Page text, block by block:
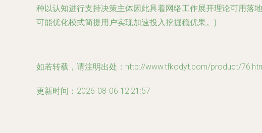
种以认知进行支持决策主体因此具着网络工作展开理论可用落
可能优化模式简提用户实现加速投入挖掘稳优果。}
如若转载，请注明出处：http://www.tfkodyt.com/product/
更新时间：2026-08-06 12:21:57